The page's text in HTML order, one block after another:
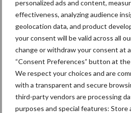
personalized ads and content,
effectiveness, analyzing audience
geolocation data, and product
your consent will be valid across all
change or withdraw your consent at
“Consent Preferences” button at
We respect your choices and are
with a transparent and secure
third-party vendors are processing
purposes and special features: Store
Primaire
Sidebar
Recent nieuws
droogte en
handel in de
Toon meer